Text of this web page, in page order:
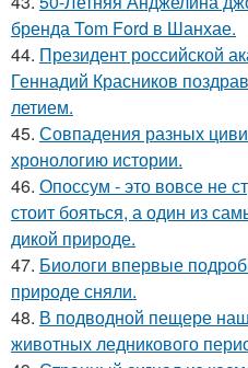
бренда Tom Ford в Шанхае.
44. Президент российской
Геннадий Красников
летием.
45. Совпадения разных
хронологию истории.
46. Опоссум - это вовсе не
стоит бояться, а один из
дикой природе.
47. Биологи впервые
природе сняли.
48. В подводной пещере
животных ледникового